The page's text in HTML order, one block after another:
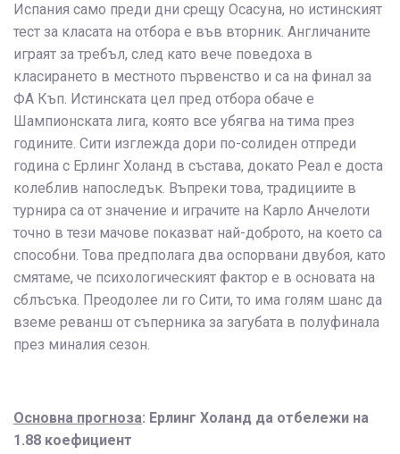
Испания само преди дни срещу Осасуна, но истинският
тест за класата на отбора е във вторник. Англичаните
играят за требъл, след като вече поведоха в
класирането в местното първенство и са на финал за
ФА Къп. Истинската цел пред отбора обаче е
Шампионската лига, която все убягва на тима през
годините. Сити изглежда дори по-солиден отпреди
година с Ерлинг Холанд в състава, докато Реал е доста
колеблив напоследък. Въпреки това, традициите в
турнира са от значение и играчите на Карло Анчелоти
точно в тези мачове показват най-доброто, на което са
способни. Това предполага два оспорвани двубоя, като
смятаме, че психологическият фактор e в основата на
сблъсъка. Преодолее ли го Сити, то има голям шанс да
вземе реванш от съперника за загубата в полуфинала
през миналия сезон.
Основна прогноза: Ерлинг Холанд да отбележи на
1.88 коефициент